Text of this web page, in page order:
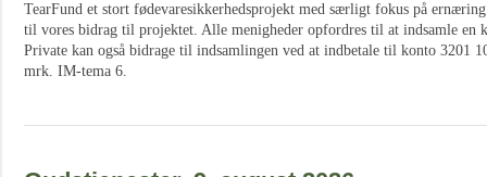
TearFund et stort fødevaresikkerhedsprojekt med særligt fokus på
til vores bidrag til projektet. Alle menigheder opfordres til at indsamle en
Private kan også bidrage til indsamlingen ved at indbetale til konto 3201
mrk. IM-tema 6.